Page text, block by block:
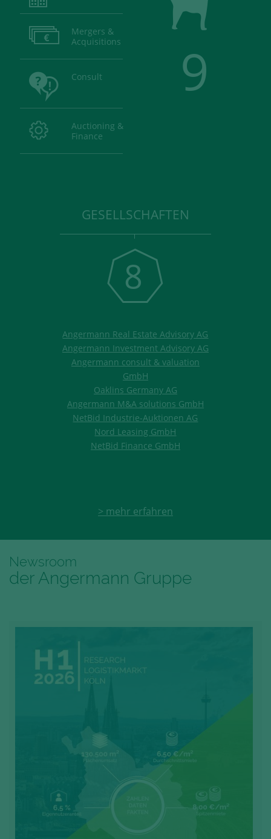
Mergers &
Acquisitions
Consult
Auctioning &
Finance
9
GESELLSCHAFTEN
8
Angermann Real Estate Advisory AG
Angermann Investment Advisory AG
Angermann consult & valuation
GmbH
Oaklins Germany AG
Angermann M&A solutions GmbH
NetBid Industrie-Auktionen AG
Nord Leasing GmbH
NetBid Finance GmbH
> mehr erfahren
Newsroom
der Angermann Gruppe